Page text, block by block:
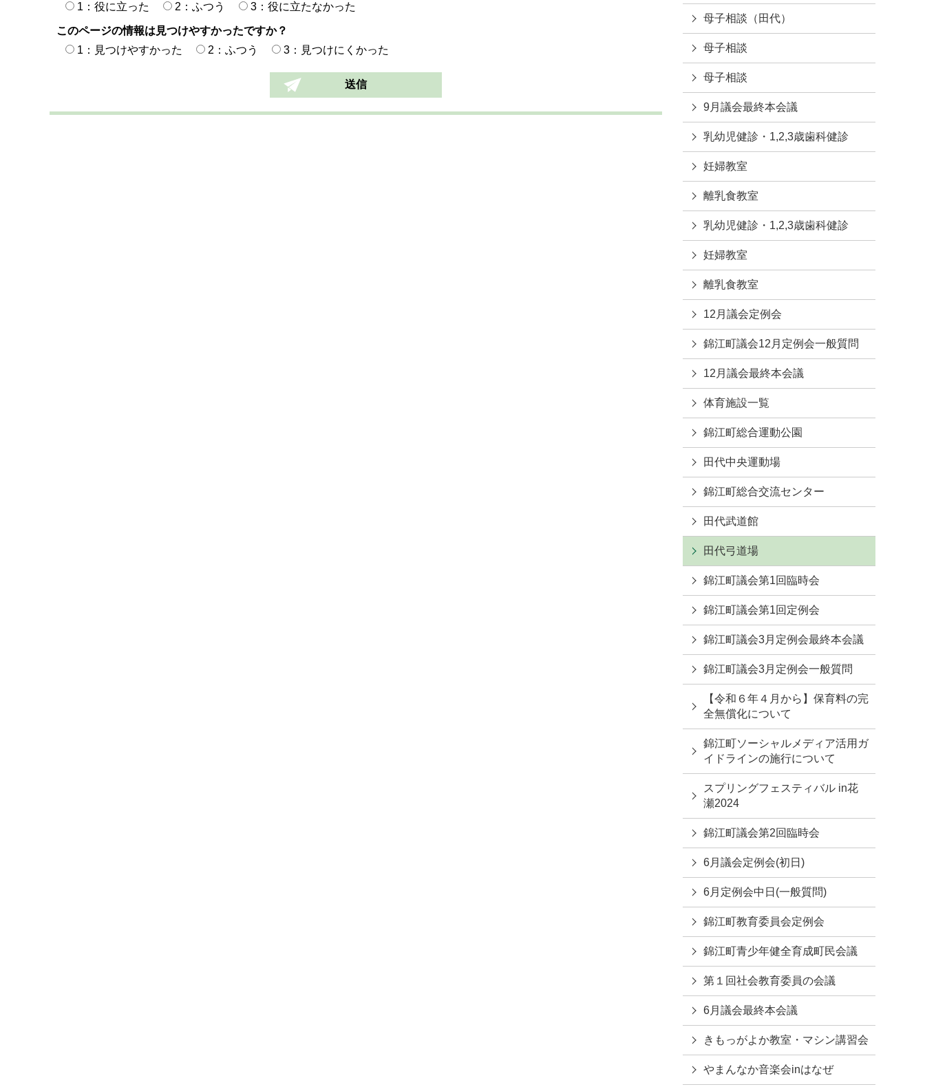
1：役に立った
2：ふつう 3：役に立たなかった
このページの情報は見つけやすかったですか？
1：見つけやすかった
2：ふつう 3：見つけにくかった
母子相談（田代）
母子相談
母子相談
9月議会最終本会議
乳幼児健診・1,2,3歳歯科健診
妊婦教室
離乳食教室
乳幼児健診・1,2,3歳歯科健診
妊婦教室
離乳食教室
12月議会定例会
錦江町議会12月定例会一般質問
12月議会最終本会議
体育施設一覧
錦江町総合運動公園
田代中央運動場
錦江町総合交流センター
田代武道館
田代弓道場
錦江町議会第1回臨時会
錦江町議会第1回定例会
錦江町議会3月定例会最終本会議
錦江町議会3月定例会一般質問
【令和６年４月から】保育料の完
全無償化について
錦江町ソーシャルメディア活用ガ
イドラインの施行について
スプリングフェスティバル in花
瀬2024
錦江町議会第2回臨時会
6月議会定例会(初日)
6月定例会中日(一般質問)
錦江町教育委員会定例会
錦江町青少年健全育成町民会議
第１回社会教育委員の会議
6月議会最終本会議
きもっがよか教室・マシン講習会
やまんなか音楽会inはなぜ